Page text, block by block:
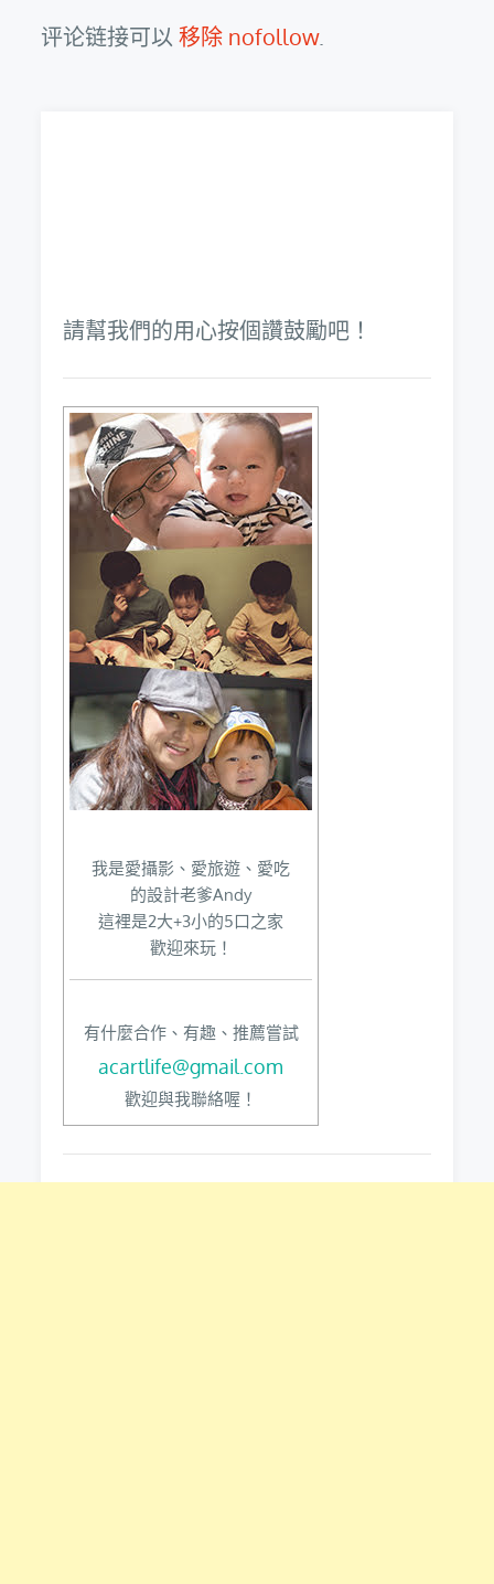
评论链接可以移除 nofollow.
請幫我們的用心按個讚鼓勵吧！
我是愛攝影、愛旅遊、愛吃
的設計老爹Andy
這裡是2大+3小的5口之家
歡迎來玩！
有什麼合作、有趣、推薦嘗試
acartlife@gmail.com
歡迎與我聯絡喔！